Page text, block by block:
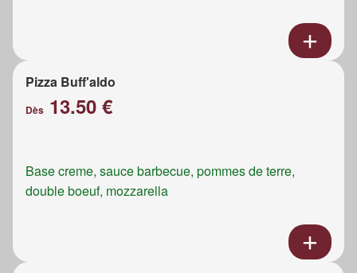
Pizza Buff'aldo
Dès 13.50 €
Base creme, sauce barbecue, pommes de terre,
double boeuf, mozzarella